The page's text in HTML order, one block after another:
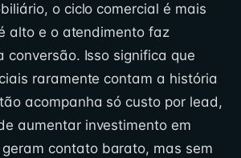
o ciclo comercial é mais
alto e o atendimento faz
conversão. Isso significa que
raramente contam a história
acompanha só custo por lead,
aumentar investimento em
contato barato, mas sem